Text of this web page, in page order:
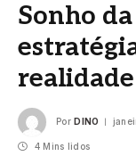
Sonho
realidade
Por DINO
4 Mins lidos